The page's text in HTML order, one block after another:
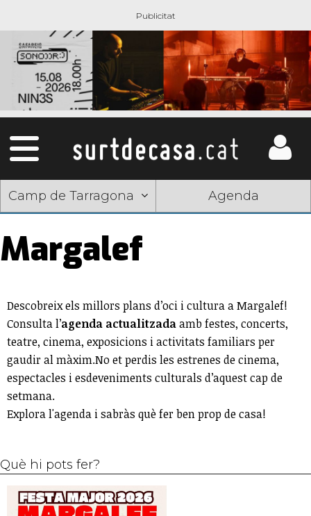
Camp de Tarragona Agenda
Margalef
Descobreix els millors plans d’oci i cultura a Margalef!
Consulta l’agenda actualitzadaamb festes, concerts,
teatre, cinema, exposicions i activitats familiars per
gaudir al màxim.No et perdis les estrenes de cinema,
espectacles i esdeveniments culturals d’aquest cap de
setmana.
Explora l'agenda i sabràs què fer ben prop de casa!
Què hi pots fer?